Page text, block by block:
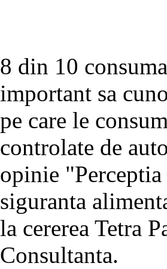
8 din 10
important sa
pe care le
controlate de
opinie
siguranta
la cererea Tetra
Consultanta.